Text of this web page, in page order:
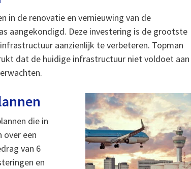
in de renovatie en vernieuwing van de
aangekondigd. Deze investering is de grootste
aanzienlijk te verbeteren. Topman
dat de huidige infrastructuur niet voldoet aan
die in
over een
van 6
en